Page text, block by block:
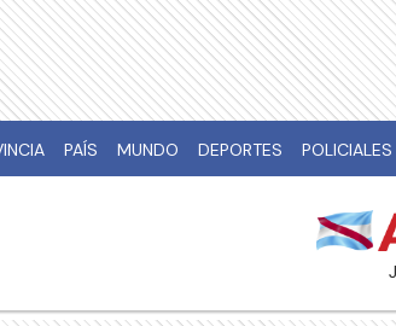
PAÍS MUNDO DEPORTES POLICIALES